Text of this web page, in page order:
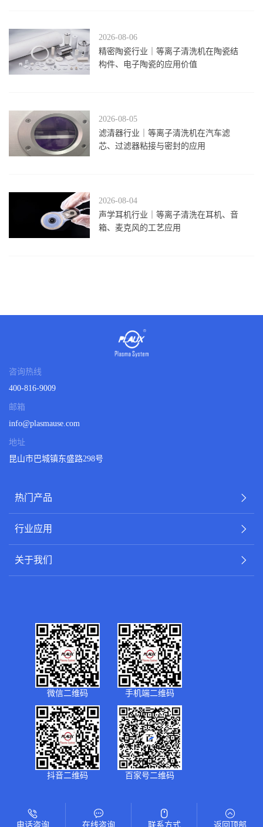
2026-08-06
精密陶瓷行业｜等离子清洗机在陶瓷结
构件、电子陶瓷的应用价值
2026-08-05
滤清器行业｜等离子清洗机在汽车滤
芯、过滤器粘接与密封的应用
2026-08-04
声学耳机行业｜等离子清洗在耳机、音
箱、麦克风的工艺应用
咨询热线
400-816-9009
邮箱
info@plasmause.com
地址
昆山市巴城镇东盛路298号
热门产品
行业应用
关于我们
微信二维码 手机端二维码
抖音二维码 百家号二维码
©2026 普乐斯电子 版权所有 备案号：苏ICP备11060938号-2
电话咨询 在线咨询 联系方式 返回顶部